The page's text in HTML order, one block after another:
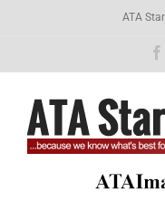
ATA